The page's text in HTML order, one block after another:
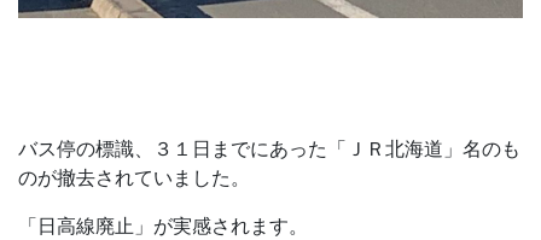
バス停の標識、３１日までにあった「ＪＲ北海道」名のも
のが撤去されていました。
「日高線廃止」が実感されます。